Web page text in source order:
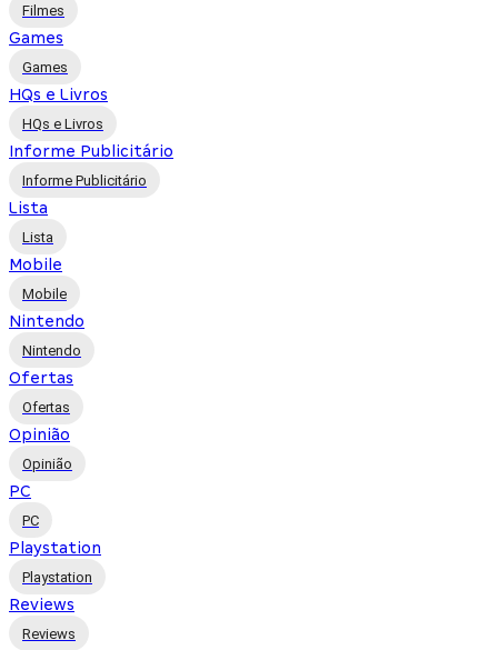
Filmes
Games
Games
HQs e Livros
HQs e Livros
Informe Publicitário
Informe Publicitário
Lista
Lista
Mobile
Mobile
Nintendo
Nintendo
Ofertas
Ofertas
Opinião
Opinião
PC
PC
Playstation
Playstation
Reviews
Reviews